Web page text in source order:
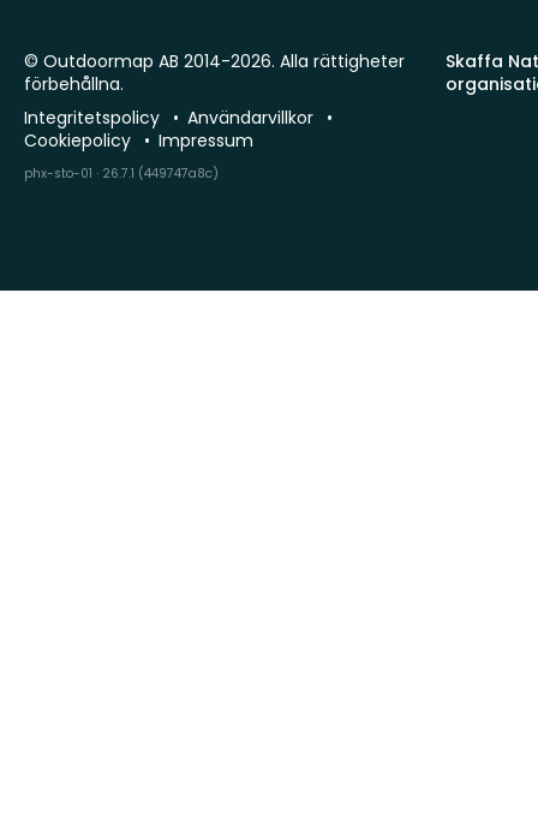
Skaffa
© Outdoormap AB 2014-2026. Alla rättigheter
förbehållna.
Integritetspolicy
Användarvillkor
Cookiepolicy
Impressum
phx-sto-01 · 26.7.1 (449747a8c)